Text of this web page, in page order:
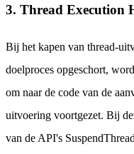
3. Thread Execution
Bij het kapen van thread-
doelproces opgeschort,
om naar de code van de
uitvoering voortgezet. Bij
van de API's